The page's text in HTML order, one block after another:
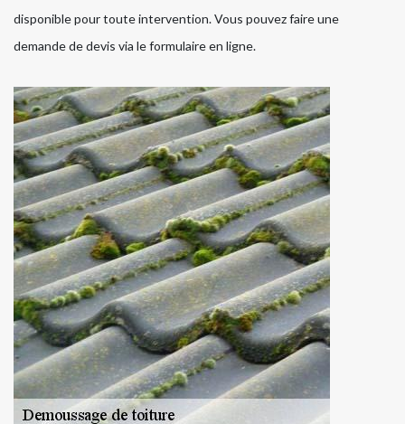
disponible pour toute intervention. Vous pouvez faire une
demande de devis via le formulaire en ligne.